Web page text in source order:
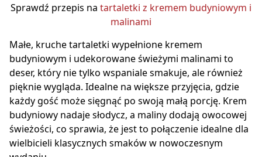
Sprawdź przepis na tartaletki z kremem budyniowym i
malinami
Małe, kruche tartaletki wypełnione kremem
budyniowym i udekorowane świeżymi malinami to
deser, który nie tylko wspaniale smakuje, ale również
pięknie wygląda. Idealne na większe przyjęcia, gdzie
każdy gość może sięgnąć po swoją małą porcję. Krem
budyniowy nadaje słodycz, a maliny dodają owocowej
świeżości, co sprawia, że jest to połączenie idealne dla
wielbicieli klasycznych smaków w nowoczesnym